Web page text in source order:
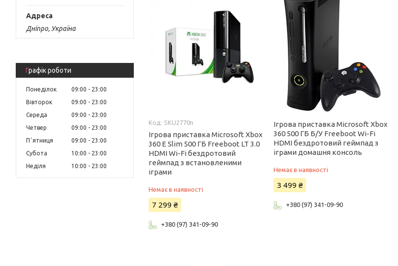
Дніпро, Україна
Графік роботи
Понеділок 09:00
23:00
Вівторок
09:00
23:00
Середа
09:00
23:00
Четвер
09:00
23:00
Пʼятниця
09:00
23:00
Субота
10:00
23:00
Неділя
10:00 23:00
SKU2770n
Ігрова приставка Microsoft Xbox
360 E Slim 500 ГБ Freeboot LT 3.0
HDMI Wi-Fi бездротовий
геймпад з встановленими
іграми
Немає в наявності
7 299 ₴
+380 (97) 341-09-90
Ігрова приставка Microsoft Xbox
360 500 ГБ Б/У Freeboot Wi-Fi
HDMI бездротовий геймпад з
іграми домашня консоль
Немає в наявності
3 499 ₴
+380 (97) 341-09-90